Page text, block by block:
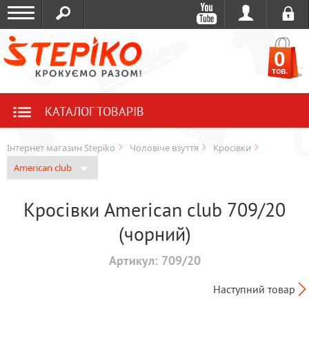
0
тов.
КАТАЛОГ ТОВАРІВ
Інтернет магазин Stepiko Чоловіче взуття
Кросівки
American club
Кросівки American club 709/20
(чорний)
Артикул: 709/20
Наступний товар